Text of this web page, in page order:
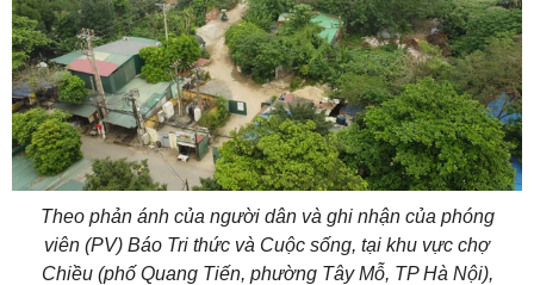
Theo phản ánh của người dân và ghi nhận của phóng
viên (PV) Báo Tri thức và Cuộc sống, tại khu vực chợ
Chiều (phố Quang Tiến, phường Tây Mỗ, TP Hà Nội),